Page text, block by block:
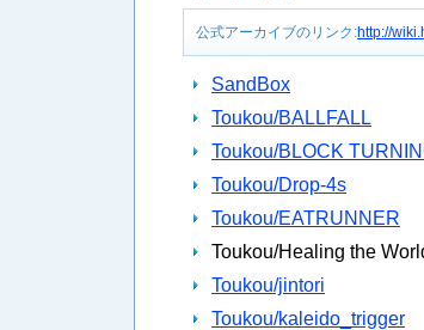
公式アーカイブのリンク:http://
SandBox
Toukou/BALLFALL
Toukou/BLOCK
Toukou/Drop-4s
Toukou/EATRUNNER
Toukou/Healing the
Toukou/jintori
Toukou/kaleido_trigger